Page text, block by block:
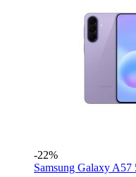
-22%
Samsung Galaxy